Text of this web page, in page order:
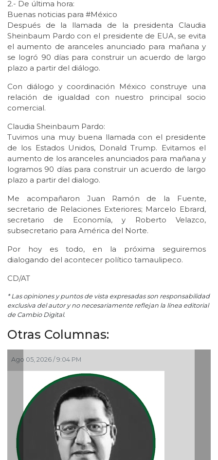
2.- De última hora:
Buenas noticias para #México
Después de la llamada de la presidenta Claudia
Sheinbaum Pardo con el presidente de EUA, se evita
el aumento de aranceles anunciado para mañana y
se logró 90 días para construir un acuerdo de largo
plazo a partir del diálogo.
Con diálogo y coordinación México construye una
relación de igualdad con nuestro principal socio
comercial.
Claudia Sheinbaum Pardo:
Tuvimos una muy buena llamada con el presidente
de los Estados Unidos, Donald Trump. Evitamos el
aumento de los aranceles anunciados para mañana y
logramos 90 días para construir un acuerdo de largo
plazo a partir del dialogo.
Me acompañaron Juan Ramón de la Fuente,
secretario de Relaciones Exteriores; Marcelo Ebrard,
secretario de Economía, y Roberto Velazco,
subsecretario para América del Norte.
Por hoy es todo, en la próxima seguiremos
dialogando del acontecer político tamaulipeco.
CD/AT
* Las opiniones y puntos de vista expresadas son responsabilidad
exclusiva del autor y no necesariamente reflejan la línea editorial
de Cambio Digital.
Otras Columnas: